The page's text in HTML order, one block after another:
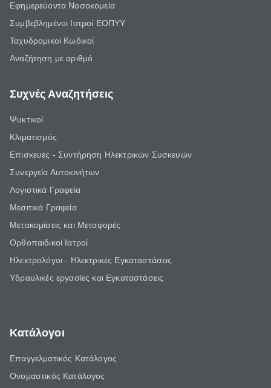
Εφημερεύοντα Νοσοκομεία
Συμβεβλημένοι Ιατροί ΕΟΠΥΥ
Ταχυδρομικοί Κωδικοί
Αναζήτηση με αριθμό
Συχνές Αναζητήσεις
Ψυκτικοί
Κλιματισμός
Επισκευές - Συντήρηση Ηλεκτρικών Συσκευών
Συνεργεία Αυτοκινήτων
Λογιστικά Γραφεία
Μεσιτικά Γραφεία
Μετακομίσεις και Μεταφορές
Ορθοπαιδικοί Ιατροί
Ηλεκτρολόγοι - Ηλεκτρικές Εγκαταστάσεις
Υδραυλικές εργασίες και Εγκαταστάσεις
Κατάλογοι
Επαγγελματικός Κατάλογος
Ονομαστικός Κατάλογος